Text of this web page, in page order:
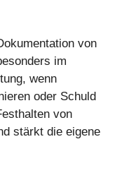
von
im
wenn
oder Schuld
von
stärkt die eigene